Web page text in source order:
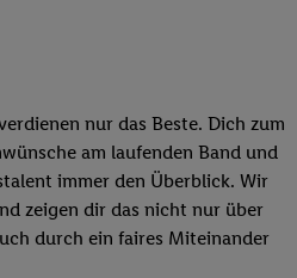
nur das Beste. Dich zum
am laufenden Band und
immer den Überblick. Wir
zeigen dir das nicht nur über
durch ein faires Miteinander